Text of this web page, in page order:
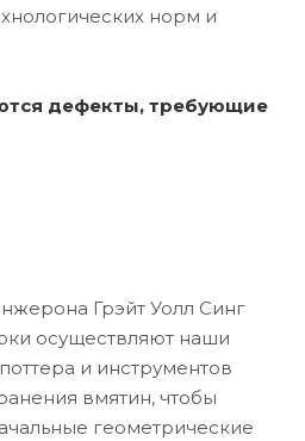
норм и
дефекты, требующие
Грэйт Уолл Синг
осуществляют наши
и инструментов
вмятин, чтобы
геометрические